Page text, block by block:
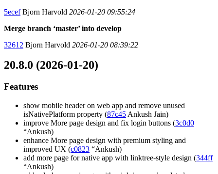
5ecefBjorn Harvold 2026-01-20 09:55:24
Merge branch ‘master’ into develop
32612 Bjorn Harvold 2026-01-20 08:39:22
20.8.0 (2026-01-20)
Features
show mobile header on web app and remove unused
isNativePlatform property (87c45 Ankush Jain)
improve More page design and fix login buttons (3c0d0
“Ankush)
enhance More page design with premium styling and
improved UX (c0823 “Ankush)
add more page for native app with linktree-style design (344ff
“Ankush)